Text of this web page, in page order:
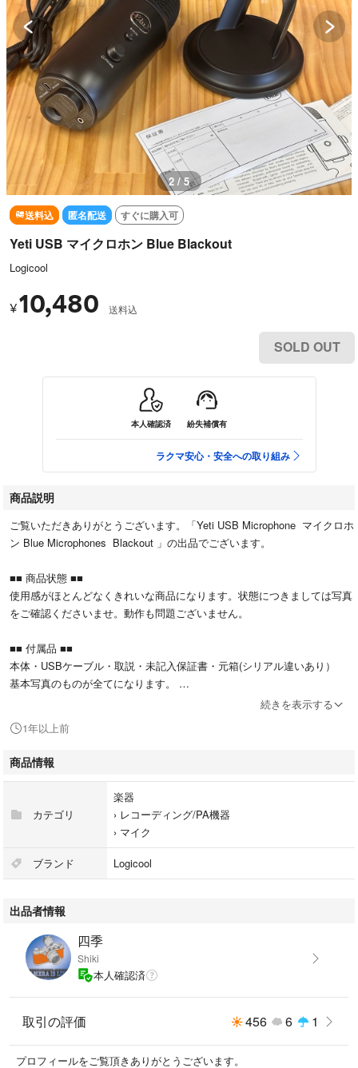
2 / 5
送料込 匿名配送 すぐに購入可
Yeti USB マイクロホン Blue Blackout
Logicool
¥10,480 送料込
SOLD OUT
本人確認済 紛失補償有
ラクマ安心・安全への取り組み
商品説明
ご覧いただきありがとうございます。「Yeti USB Microphone マイクロホ
ン Blue Microphones Blackout 」の出品でございます。
■■ 商品状態 ■■
使用感がほとんどなくきれいな商品になります。状態につきましては写真
をご確認くださいませ。動作も問題ございません。
■■ 付属品 ■■
本体・USBケーブル・取説・未記入保証書・元箱(シリアル違いあり）
基本写真のものが全てになります。
ゆうパックにて発送致します。
■■ 注意事項 ■■
＊商品説明に不備がないよう心がけておりますが、中古出品につきご理解
頂ける方のみご購入ください。
＊あまりにも神経質な方・評価の悪い方は購入をご遠慮ください。
＊商品落札後、素早い入金手続きを願います。商品がお手元に届いて、速
やかにご確認の上受け取り確認（評価）手続を願います。遅れる場合ご連
絡を頂きますようお願い致します。
続きを表示する
1年以上前
商品情報
カテゴリ
楽器
› レコーディング/PA機器
› マイク
ブランド Logicool
出品者情報
四季
Shiki
本人確認済
取引の評価 456 6 1
プロフィールをご覧頂きありがとうございます。